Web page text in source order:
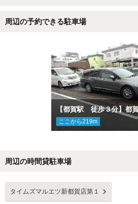
周辺の予約できる駐車場
ここから219m
周辺の時間貸駐車場
タイムズマルエツ新都賀店第１